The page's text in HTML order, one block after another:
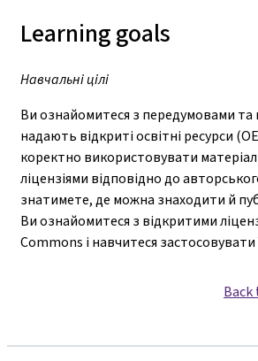
Learning goals
Навчальні цілі
Ви ознайомитеся з передумовами та
надають відкриті освітні ресурси
коректно використовувати
ліцензіями відповідно до
знатимете, де можна знаходити й
Ви ознайомитеся з відкритими
Commons і навчитеся застосовувати